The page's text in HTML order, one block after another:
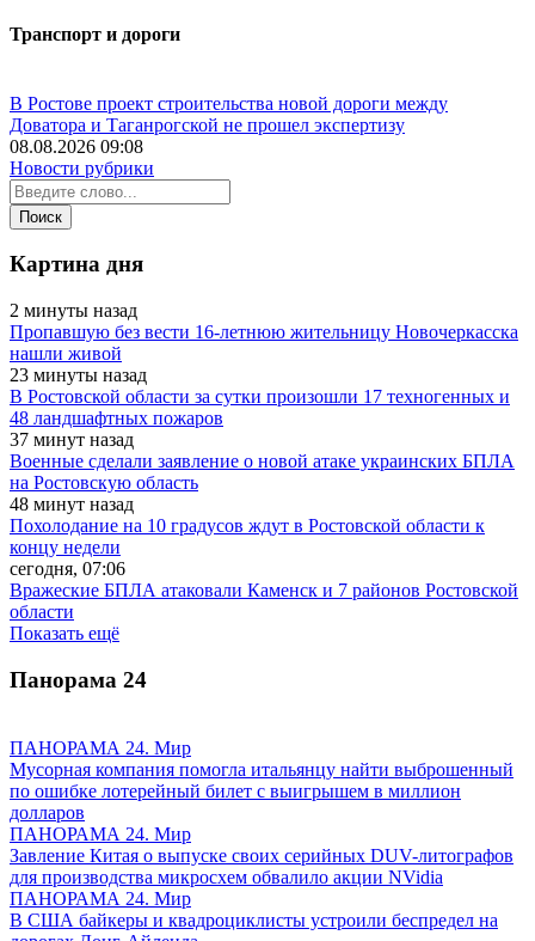
Транспорт и дороги
В Ростове проект строительства новой дороги между
Доватора и Таганрогской не прошел экспертизу
08.08.2026 09:08
Новости рубрики
Картина дня
2 минуты назад
Пропавшую без вести 16-летнюю жительницу Новочеркасска
нашли живой
23 минуты назад
В Ростовской области за сутки произошли 17 техногенных и
48 ландшафтных пожаров
37 минут назад
Военные сделали заявление о новой атаке украинских БПЛА
на Ростовскую область
48 минут назад
Похолодание на 10 градусов ждут в Ростовской области к
концу недели
сегодня, 07:06
Вражеские БПЛА атаковали Каменск и 7 районов Ростовской
области
Показать ещё
Панорама 24
ПАНОРАМА 24. Мир
Мусорная компания помогла итальянцу найти выброшенный
по ошибке лотерейный билет с выигрышем в миллион
долларов
ПАНОРАМА 24. Мир
Завление Китая о выпуске своих серийных DUV-литографов
для производства микросхем обвалило акции NVidia
ПАНОРАМА 24. Мир
В США байкеры и квадроциклисты устроили беспредел на